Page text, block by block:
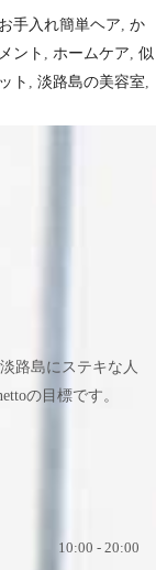
お手入れ簡単ヘア, か
ント , ホームケア, 似
ト , 淡路島の美容室,
路島にステキな人
の目標です。
10:00 - 20:00